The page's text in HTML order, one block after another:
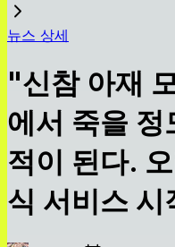
뉴스 상세
"신참 아재
에서 죽을 정
적이 된다.
식 서비스 시